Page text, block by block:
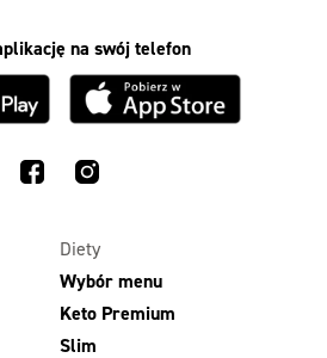
na swój telefon
Diety
Wybór menu
Keto Premium
Slim